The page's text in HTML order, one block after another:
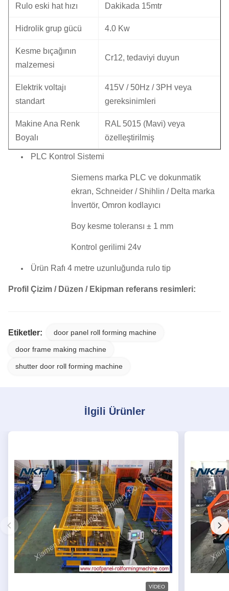
Rulo eski hat hızı Dakikada 15mtr
Hidrolik grup gücü 4.0 Kw
Kesme bıçağının
malzemesi
Cr12, tedaviyi duyun
Elektrik voltajı
standart
415V / 50Hz / 3PH veya
gereksinimleri
Makine Ana Renk
Boyalı
RAL 5015 (Mavi) veya
özelleştirilmiş
PLC Kontrol Sistemi
Siemens marka PLC ve dokunmatik
ekran, Schneider / Shihlin / Delta marka
İnvertör, Omron kodlayıcı
Boy kesme toleransı ± 1 mm
Kontrol gerilimi 24v
Ürün Rafı 4 metre uzunluğunda rulo tip
Profil Çizim / Düzen / Ekipman referans resimleri:
Etiketler: door panel roll forming machine
door frame making machine
shutter door roll forming machine
İlgili Ürünler
VIDEO